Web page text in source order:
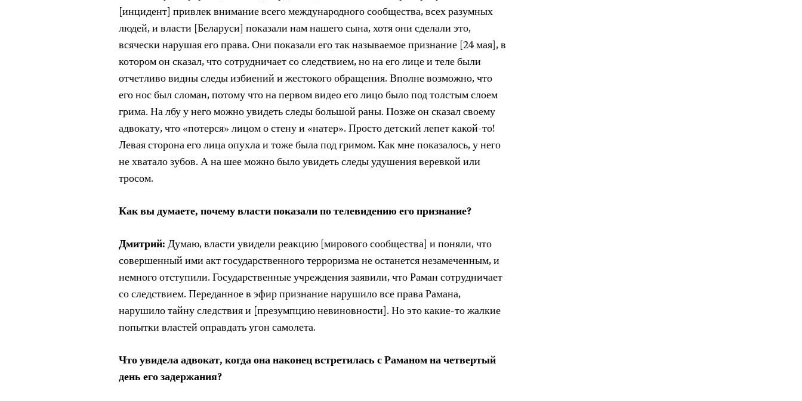
[инцидент] привлек внимание всего международного сообщества, всех разумных
людей, и власти [Беларуси] показали нам нашего сына, хотя они сделали это,
всячески нарушая его права. Они показали его так называемое признание [24 мая], в
котором он сказал, что сотрудничает со следствием, но на его лице и теле были
отчетливо видны следы избиений и жестокого обращения. Вполне возможно, что
его нос был сломан, потому что на первом видео его лицо было под толстым слоем
грима. На лбу у него можно увидеть следы большой раны. Позже он сказал своему
адвокату, что «потерся» лицом о стену и «натер». Просто детский лепет какой-то!
Левая сторона его лица опухла и тоже была под гримом. Как мне показалось, у него
не хватало зубов. А на шее можно было увидеть следы удушения веревкой или
тросом.
Как вы думаете, почему власти показали по телевидению его признание?
Дмитрий:Думаю, власти увидели реакцию [мирового сообщества] и поняли, что
совершенный ими акт государственного терроризма не останется незамеченным, и
немного отступили. Государственные учреждения заявили, что Раман сотрудничает
со следствием. Переданное в эфир признание нарушило все права Рамана,
нарушило тайну следствия и [презумпцию невиновности]. Но это какие-то жалкие
попытки властей оправдать угон самолета.
Что увидела адвокат, когда она наконец встретилась с Раманом на четвертый
день его задержания?